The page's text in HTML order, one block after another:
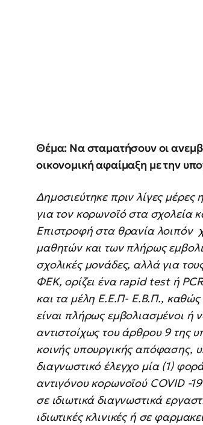
Θέμα: Να σταματήσουν οι
οικονομική αφαίμαξη με την
Δημοσιεύτηκε πριν λίγες
για τον κορωνοϊό στα σχολεία
Επιστροφή στα θρανία λοιπόν
μαθητών και των πλήρως
σχολικές μονάδες, αλλά για
ΦΕΚ, ορίζει ένα rapid test ή
και τα μέλη Ε.Ε.Π- Ε.Β.Π., καθώς
είναι πλήρως εμβολιασμένοι ή
αντιστοίχως του άρθρου 9 της
κοινής υπουργικής απόφασης,
διαγνωστικό έλεγχο μία (1)
αντιγόνου κορωνοϊoύ COVID -
σε ιδιωτικά διαγνωστικά
ιδιωτικές κλινικές ή σε